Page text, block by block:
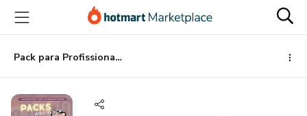
para
conteúdo
principal
para
pagamento
para
rodapé
Pack para Profissionais da Área Médica